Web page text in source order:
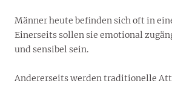
Männer heute befinden sich oft in
Einerseits sollen sie emotional
und sensibel sein.
Andererseits werden traditionelle